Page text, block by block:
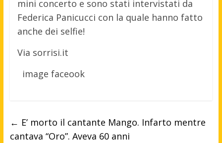
mini concerto e sono stati intervistati da
Federica Panicucci con la quale hanno fatto
anche dei selfie!
Via sorrisi.it
image faceook
← E’ morto il cantante Mango. Infarto mentre
cantava “Oro”. Aveva 60 anni